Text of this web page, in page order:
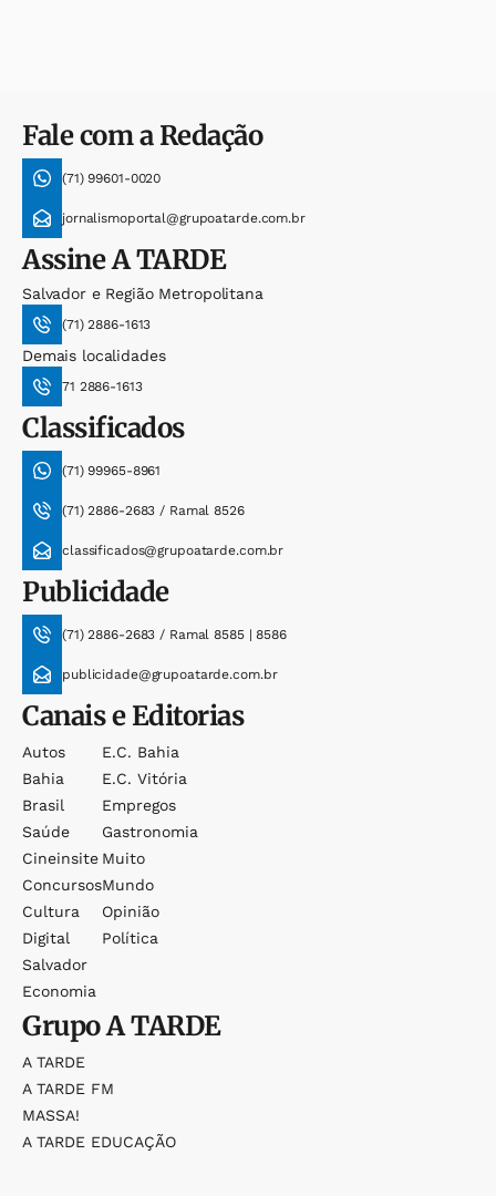
Fale com a Redação
(71) 99601-0020
jornalismoportal@grupoatarde.com.br
AssineA TARDE
Salvador e Região Metropolitana
(71) 2886-1613
Demais localidades
71 2886-1613
Classificados
(71) 99965-8961
(71) 2886-2683 / Ramal 8526
classificados@grupoatarde.com.br
Publicidade
(71) 2886-2683 / Ramal 8585 | 8586
publicidade@grupoatarde.com.br
Canais e Editorias
Autos
Bahia
Brasil
Saúde
Cineinsite
Concursos
Cultura
Digital
Salvador
Economia
E.c. Bahia
E.c. Vitória
Empregos
Gastronomia
Muito
Mundo
Opinião
Política
GrupoA TARDE
A TARDE
A TARDE FM
MASSA!
A TARDE EDUCAÇÃO